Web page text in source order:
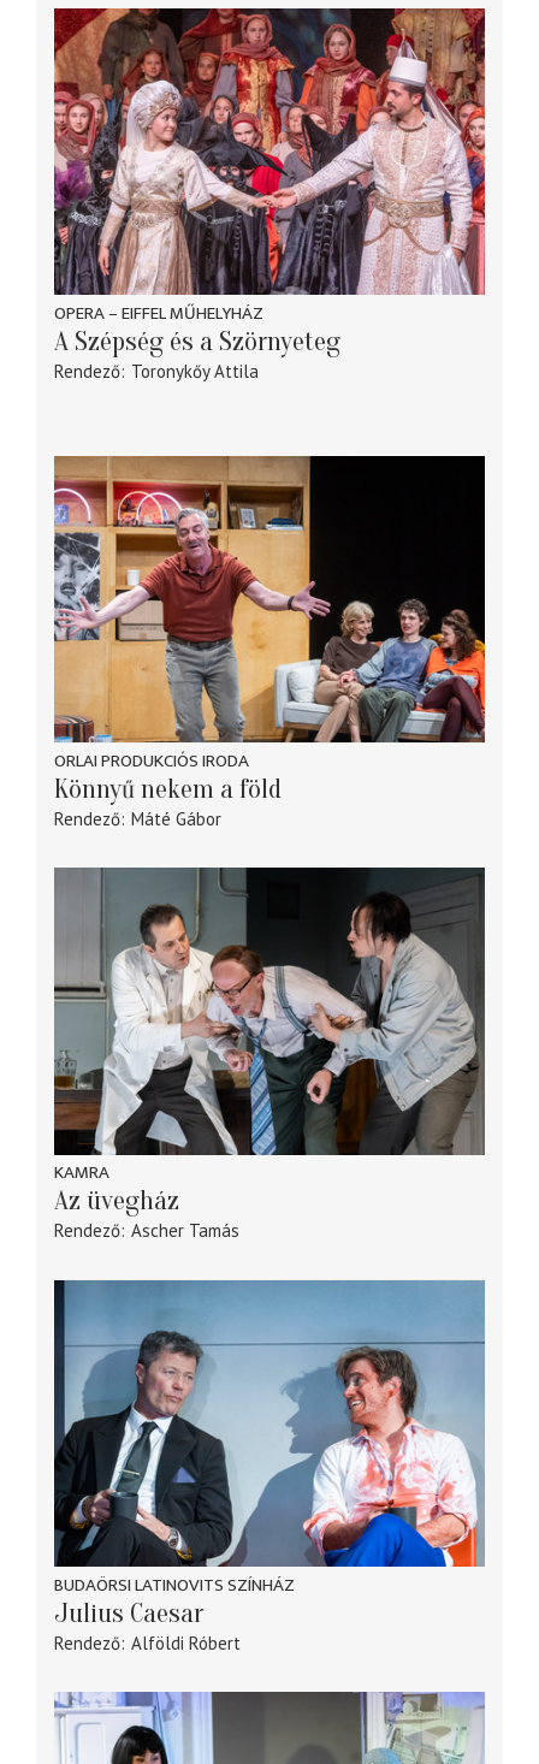
OPERA – EIFFEL MŰHELYHÁZ
A Szépség és a Szörnyeteg
Rendező Toronykőy Attila
ORLAI PRODUKCIÓS IRODA
Könnyű nekem a föld
Rendező Máté Gábor
KAMRA
Az üvegház
Rendező Ascher Tamás
BUDAÖRSI LATINOVITS SZÍNHÁZ
Julius Caesar
Rendező Alföldi Róbert